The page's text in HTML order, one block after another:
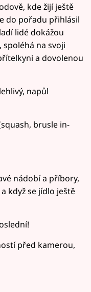
kde žijí ještě
do pořadu přihlásil
lidé dokážou
spoléhá na svoji
a dovolenou
napůl
brusle in-
nádobí a příbory,
když se jídlo ještě
před kamerou,